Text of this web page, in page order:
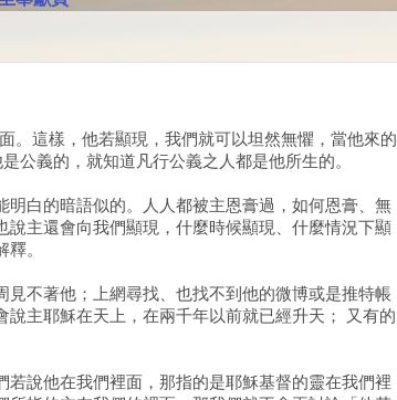
。這樣，他若顯現，我們就可以坦然無懼，當他來的
公義的，就知道凡行公義之人都是他所生的。
白的暗語似的。人人都被主恩膏過，如何恩膏、無
主還會向我們顯現，什麼時候顯現、什麼情況下顯
。
不著他；上網尋找、也找不到他的微博或是推特帳
主耶穌在天上，在兩千年以前就已經升天； 又有的
說他在我們裡面，那指的是耶穌基督的靈在我們裡